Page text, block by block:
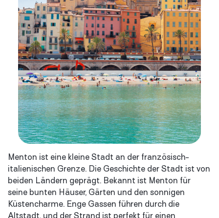
Menton ist eine kleine Stadt an der französisch-
italienischen Grenze. Die Geschichte der Stadt ist von
beiden Ländern geprägt. Bekannt ist Menton für
seine bunten Häuser, Gärten und den sonnigen
Küstencharme. Enge Gassen führen durch die
Altstadt, und der Strand ist perfekt für einen